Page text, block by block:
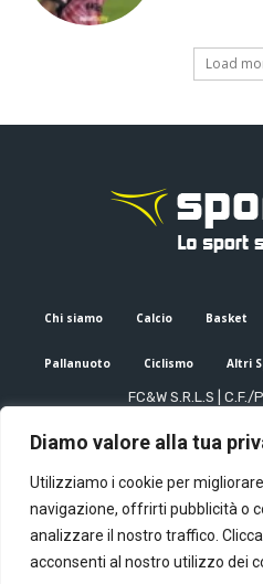
Diamo valore alla tua
Utilizziamo i cookie per
navigazione, offrirti pubblicità o
analizzare il nostro traffico.
acconsenti al nostro utilizzo dei
Load
Chi siamo Calcio Basket
Pallanuoto Ciclismo Altri
FC&W S.R.L.S |
Editore e direttore responsabile:
Mail: info@sporticily.it|